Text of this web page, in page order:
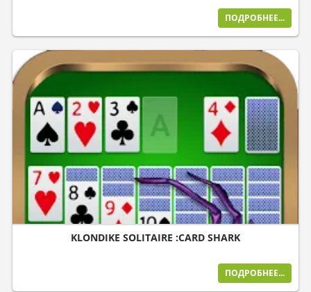
ПОДРОБНЕЕ...
KLONDIKE SOLITAIRE :CARD SHARK
ПОДРОБНЕЕ...